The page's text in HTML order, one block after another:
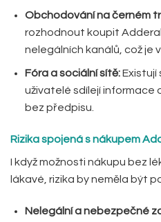
Obchodování na černém
rozhodnout koupit
nelegálních kanálů, což je
Fóra a sociální sítě:Existují
uživatelé sdílejí informace
bez předpisu.
Rizika spojená s nákupem
I když možnosti nákupu bez
lákavé, rizika by neměla být
Nelegální a nebezpečné